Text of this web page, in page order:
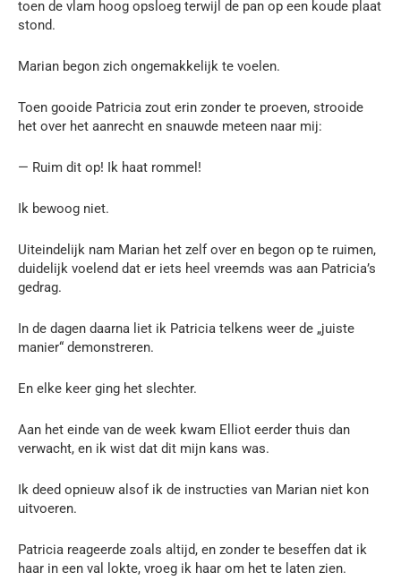
toen de vlam hoog opsloeg terwijl de pan op een koude plaat
stond.
Marian begon zich ongemakkelijk te voelen.
Toen gooide Patricia zout erin zonder te proeven, strooide
het over het aanrecht en snauwde meteen naar mij:
— Ruim dit op! Ik haat rommel!
Ik bewoog niet.
Uiteindelijk nam Marian het zelf over en begon op te ruimen,
duidelijk voelend dat er iets heel vreemds was aan Patricia’s
gedrag.
In de dagen daarna liet ik Patricia telkens weer de „juiste
manier“ demonstreren.
En elke keer ging het slechter.
Aan het einde van de week kwam Elliot eerder thuis dan
verwacht, en ik wist dat dit mijn kans was.
Ik deed opnieuw alsof ik de instructies van Marian niet kon
uitvoeren.
Patricia reageerde zoals altijd, en zonder te beseffen dat ik
haar in een val lokte, vroeg ik haar om het te laten zien.